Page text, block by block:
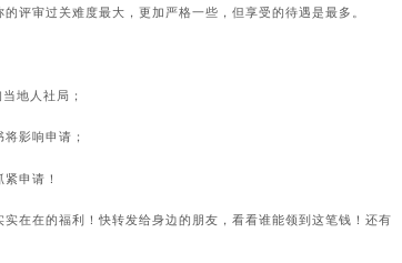
评审过关难度最大，更加严格一些，但享受的待遇是最多。
地人社局；
影响申请；
申请！
在在的福利！快转发给身边的朋友，看看谁能领到这笔钱！还有